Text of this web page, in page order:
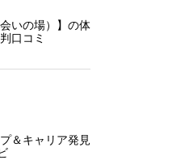
いの場）】の体
口コミ
＆キャリア発見